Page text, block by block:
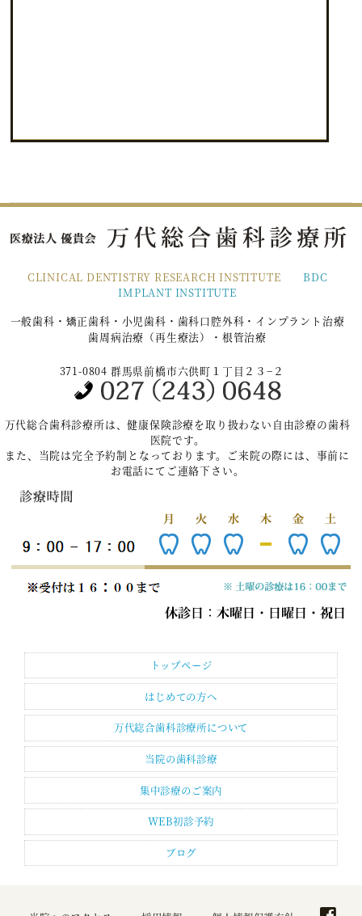
CLINICAL DENTISTRY RESEARCH INSTITUTE
BDC
IMPLANT INSTITUTE
一般歯科・矯正歯科・小児歯科・歯科口腔外科・インプラント治療
歯周病治療（再生療法）・根管治療
371-0804 群馬県前橋市六供町１丁目２３−２
万代総合歯科診療所は、健康保険診療を取り扱わない自由診療の歯科
医院です。
また、当院は完全予約制となっております。ご来院の際には、事前に
お電話にてご連絡下さい。
トップページ
はじめての方へ
万代総合歯科診療所について
当院の歯科診療
集中診療のご案内
WEB初診予約
ブログ